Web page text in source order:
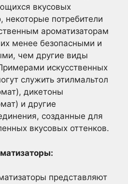
вкусовых
некоторые потребители
ароматизаторам
менее безопасными и
чем другие виды
искусственных
служить этилмальтол
дикетоны
и другие
созданные для
вкусовых оттенков.
представляют